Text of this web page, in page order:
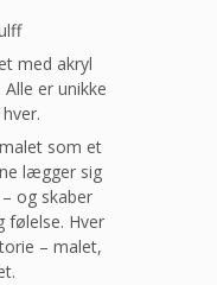
med akryl
er unikke
som et
lægger sig
og skaber
følelse. Hver
– malet,